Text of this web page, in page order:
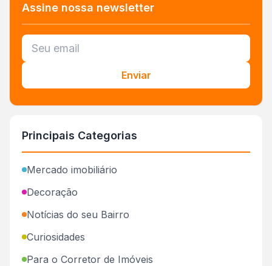
Assine nossa newsletter
Enviar
Principais Categorias
Mercado imobiliário
Decoração
Notícias do seu Bairro
Curiosidades
Para o Corretor de Imóveis